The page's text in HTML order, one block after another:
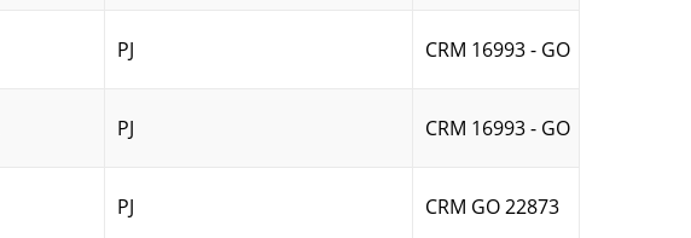
PJ CRM 16993 - GO
PJ CRM 16993 - GO
PJ CRM GO 22873